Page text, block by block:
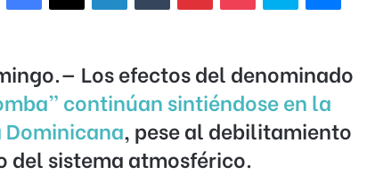
— Los efectos del denominado
continúan sintiéndose en la
Dominicana, pese al debilitamiento
del sistema atmosférico.